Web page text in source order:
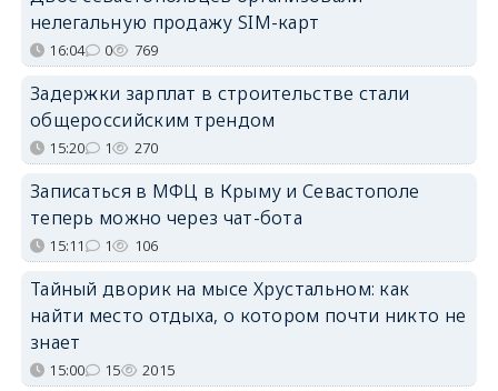
нелегальную продажу SIM-карт
16:04 0 769
Задержки зарплат в строительстве стали
общероссийским трендом
15:20 1 270
Записаться в МФЦ в Крыму и Севастополе
теперь можно через чат-бота
15:11 1 106
Тайный дворик на мысе Хрустальном: как
найти место отдыха, о котором почти никто не
знает
15:00 15 2015